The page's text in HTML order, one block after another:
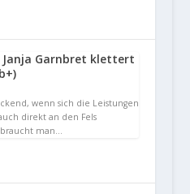
Janja Garnbret klettert
wenn sich die Leistungen
direkt an den Fels
man…